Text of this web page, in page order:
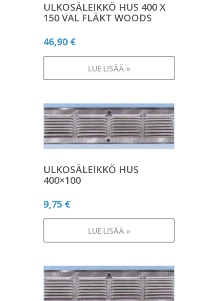
ULKOSÄLEIKKÖ HUS 400 X
150 VAL FLÄKT WOODS
46,90 €
LUE LISÄÄ »
ULKOSÄLEIKKÖ HUS
400×100
9,75 €
LUE LISÄÄ »